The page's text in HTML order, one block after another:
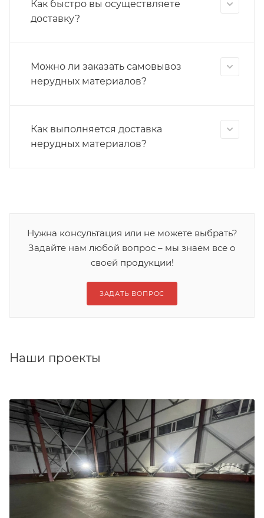
Как быстро вы осуществляете
доставку?
Можно ли заказать самовывоз
нерудных материалов?
Как выполняется доставка
нерудных материалов?
Нужна консультация или не можете выбрать?
Задайте нам любой вопрос – мы знаем все о
своей продукции!
ЗАДАТЬ ВОПРОС
Наши проекты